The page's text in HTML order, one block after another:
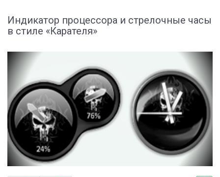
Индикатор процессора и стрелочные часы
в стиле «Карателя»